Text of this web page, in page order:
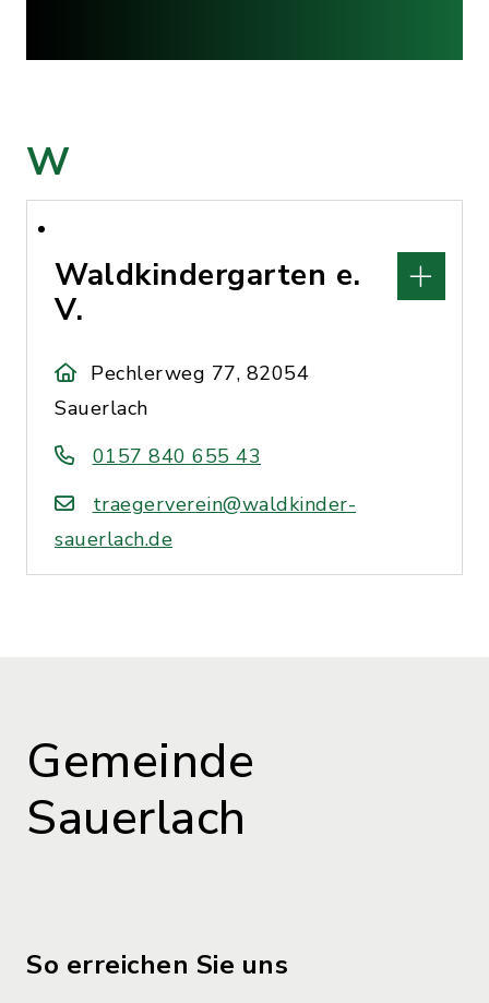
W
Waldkindergarten e.
V.
Pechlerweg 77, 82054
Sauerlach
0157 840 655 43
traegerverein@waldkinder-
sauerlach.de
Gemeinde
Sauerlach
So erreichen Sie uns